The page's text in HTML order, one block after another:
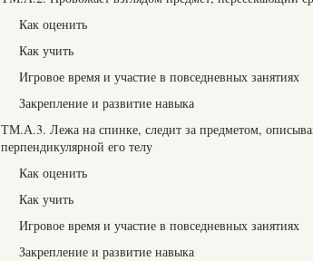
Как оценить
Как учить
Игровое время и участие в повседневных занятиях
Закрепление и развитие навыка
ТМ.А.3. Лежа на спинке, следит за предметом,
перпендикулярной его телу
Как оценить
Как учить
Игровое время и участие в повседневных занятиях
Закрепление и развитие навыка